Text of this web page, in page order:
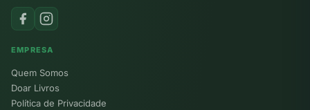
EMPRESA
Quem Somos
Doar Livros
Política de Privacidade